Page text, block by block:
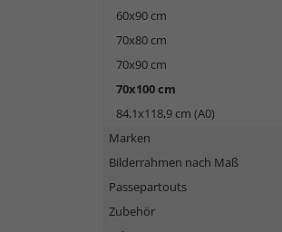
60x90 cm
70x80 cm
70x90 cm
70x100 cm
84,1x118,9 cm (A0)
Marken
Bilderrahmen nach Maß
Passepartouts
Zubehör